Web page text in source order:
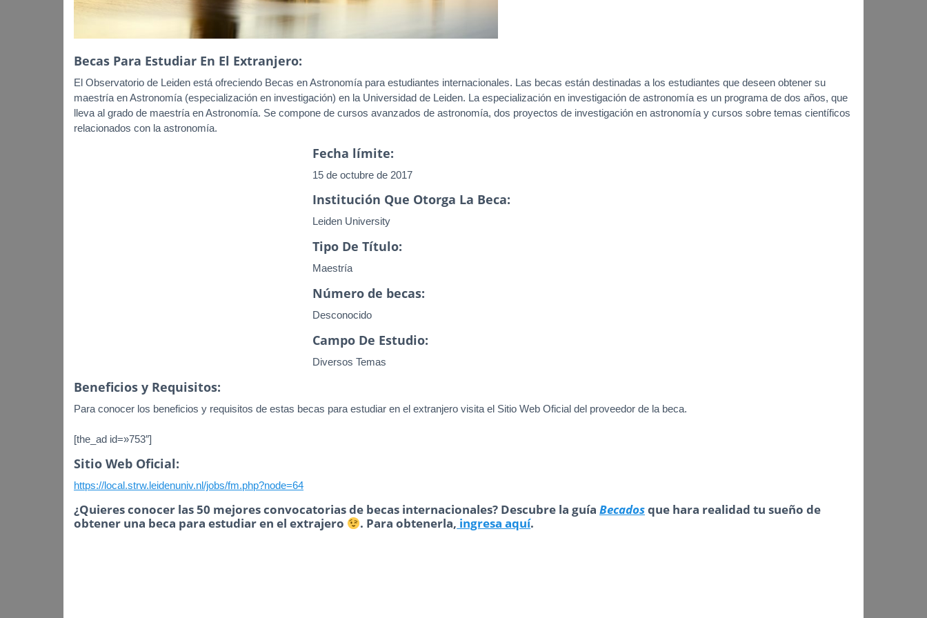
Becas Para Estudiar En El Extranjero:
El Observatorio de Leiden está ofreciendo Becas en Astronomía para estudiantes internacionales. Las becas están destinadas a los estudiantes que deseen obtener su
maestría en Astronomía (especialización en investigación) en la Universidad de Leiden. La especialización en investigación de astronomía es un programa de dos años, que
lleva al grado de maestría en Astronomía. Se compone de cursos avanzados de astronomía, dos proyectos de investigación en astronomía y cursos sobre temas científicos
relacionados con la astronomía.
Fecha límite:
15 de octubre de 2017
Institución Que Otorga La Beca:
Leiden University
Tipo De Título:
Maestría
Número de becas:
Desconocido
Campo De Estudio:
Diversos Temas
Beneficios y Requisitos:
Para conocer los beneficios y requisitos de estas becas para estudiar en el extranjero visita el Sitio Web Oficial del proveedor de la beca.
[the_ad id=»753″]
Sitio Web Oficial:
https://local.strw.leidenuniv.nl/jobs/fm.php?node=64
¿Quieres conocer las 50 mejores convocatorias de becas internacionales? Descubre la guía Becadosque hara realidad tu sueño de
obtener una beca para estudiar en el extrajero
. Para obtenerla, ingresa aquí.